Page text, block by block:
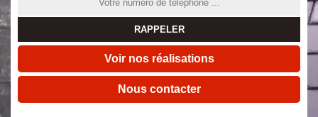
Voir nos réalisations
Nous contacter